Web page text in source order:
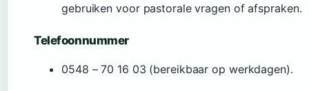
gebruiken voor pastorale vragen of afspraken.
Telefoonnummer
0548 – 70 16 03 (bereikbaar op werkdagen).